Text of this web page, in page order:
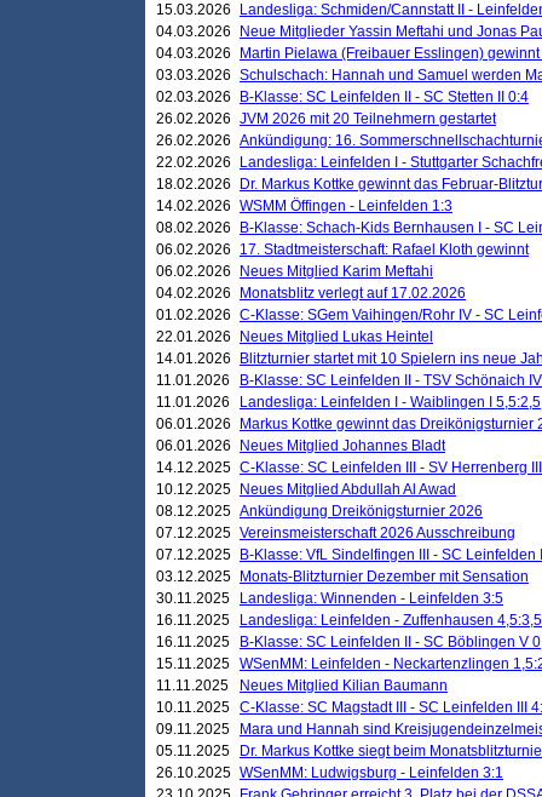
15.03.2026
Landesliga: Schmiden/Cannstatt II -
04.03.2026
Neue Mitglieder Yassin Meftahi und Jonas
04.03.2026
Martin Pielawa (Freibauer Esslingen)
03.03.2026 Schulschach: Hannah und Samuel werden
02.03.2026
B-Klasse: SC Leinfelden II - SC Stetten II 0:4
26.02.2026 JVM 2026 mit 20 Teilnehmern gestartet
26.02.2026 Ankündigung: 16.
22.02.2026
Landesliga: Leinfelden I - Stuttgarter
18.02.2026
Dr. Markus Kottke gewinnt das Februar-
14.02.2026 WSMM Öffingen - Leinfelden 1:3
08.02.2026
B-Klasse: Schach-Kids Bernhausen I - SC
06.02.2026
17. Stadtmeisterschaft: Rafael Kloth gewinnt
06.02.2026
Neues Mitglied Karim Meftahi
04.02.2026
Monatsblitz verlegt auf 17.02.2026
01.02.2026 C-Klasse: SGem Vaihingen/Rohr IV - SC
22.01.2026
Neues Mitglied Lukas Heintel
14.01.2026
Blitzturnier startet mit 10 Spielern ins neue
11.01.2026
B-Klasse: SC Leinfelden II - TSV Schönaich
11.01.2026
Landesliga: Leinfelden I - Waiblingen I 5,5:2,5
06.01.2026
Markus Kottke gewinnt das Dreikönigsturnier
06.01.2026
Neues Mitglied Johannes Bladt
14.12.2025 C-Klasse: SC Leinfelden III - SV Herrenberg
10.12.2025
Neues Mitglied Abdullah Al Awad
08.12.2025 Ankündigung Dreikönigsturnier 2026
07.12.2025 Vereinsmeisterschaft 2026 Ausschreibung
07.12.2025
B-Klasse: VfL Sindelfingen III - SC Leinfelden
03.12.2025
Monats-Blitzturnier Dezember mit Sensation
30.11.2025
Landesliga: Winnenden - Leinfelden 3:5
16.11.2025
Landesliga: Leinfelden - Zuffenhausen 4,5:3,5
16.11.2025
B-Klasse: SC Leinfelden II - SC Böblingen V
15.11.2025 WSenMM: Leinfelden - Neckartenzlingen
11.11.2025
Neues Mitglied Kilian Baumann
10.11.2025 C-Klasse: SC Magstadt III - SC Leinfelden III
09.11.2025
Mara und Hannah sind
05.11.2025
Dr. Markus Kottke siegt beim
26.10.2025 WSenMM: Ludwigsburg - Leinfelden 3:1